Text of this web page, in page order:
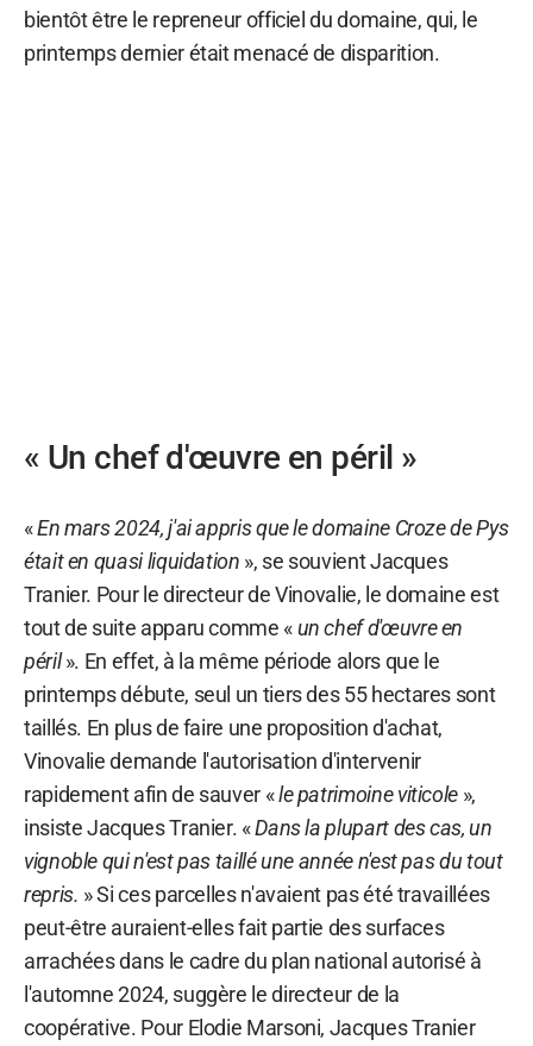
bientôt être le repreneur officiel du domaine, qui, le
printemps dernier était menacé de disparition.
« Un chef d'œuvre en péril »
«En mars 2024, j'ai appris que le domaine Croze de Pys
était en quasi liquidation », se souvient Jacques
Tranier. Pour le directeur de Vinovalie, le domaine est
tout de suite apparu comme «un chef d'œuvre en
péril». En effet, à la même période alors que le
printemps débute, seul un tiers des 55 hectares sont
taillés. En plus de faire une proposition d'achat,
Vinovalie demande l'autorisation d'intervenir
rapidement afin de sauver «le patrimoine viticole »,
insiste Jacques Tranier. «Dans la plupart des cas, un
vignoble qui n'est pas taillé une année n'est pas du tout
repris. » Si ces parcelles n'avaient pas été travaillées
peut-être auraient-elles fait partie des surfaces
arrachées dans le cadre du plan national autorisé à
l'automne 2024, suggère le directeur de la
coopérative. Pour Elodie Marsoni, Jacques Tranier